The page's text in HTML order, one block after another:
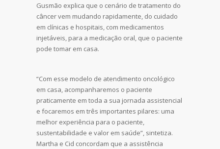
Gusmão explica que o cenário de tratamento do
câncer vem mudando rapidamente, do cuidado
em clínicas e hospitais, com medicamentos
injetáveis, para a medicação oral, que o paciente
pode tomar em casa.
“Com esse modelo de atendimento oncológico
em casa, acompanharemos o paciente
praticamente em toda a sua jornada assistencial
e focaremos em três importantes pilares: uma
melhor experiência para o paciente,
sustentabilidade e valor em saúde”, sintetiza.
Martha e Cid concordam que a assistência